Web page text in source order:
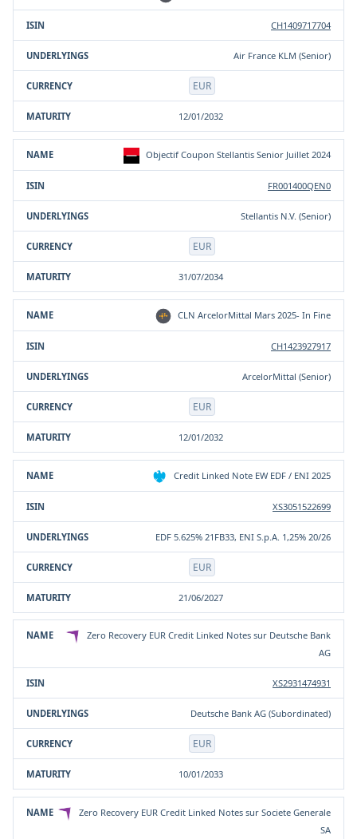
CH1409717704
Air France KLM (Senior)
EUR
12/01/2032
Objectif Coupon Stellantis Senior Juillet 2024
FR001400QEN0
Stellantis N.V. (Senior)
EUR
31/07/2034
CLN ArcelorMittal Mars 2025- In Fine
CH1423927917
ArcelorMittal (Senior)
EUR
12/01/2032
Credit Linked Note EW EDF / ENI 2025
XS3051522699
EDF 5.625% 21FB33, ENI S.p.A. 1,25% 20/26
EUR
21/06/2027
Zero Recovery EUR Credit Linked Notes sur Deutsche Bank
AG
XS2931474931
Deutsche Bank AG (Subordinated)
EUR
10/01/2033
Zero Recovery EUR Credit Linked Notes sur Societe Generale
SA